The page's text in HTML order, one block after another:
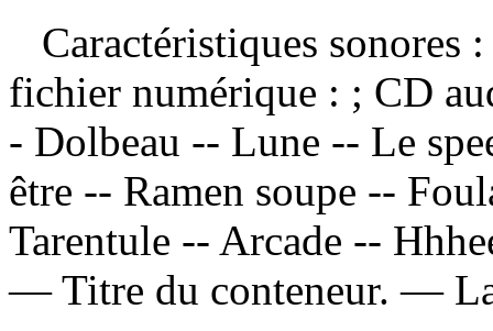
Caractéristiques sonores
fichier numérique : ; CD
- Dolbeau -- Lune -- Le
être -- Ramen soupe --
Tarentule -- Arcade --
— Titre du conteneur. —